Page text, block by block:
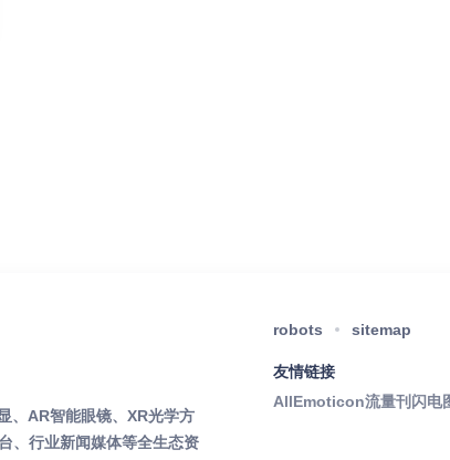
、AR智能眼镜、XR光学方
、行业新闻媒体等全生态资
robots sitemap
友情链接
AllEmoticon流量刊 闪电